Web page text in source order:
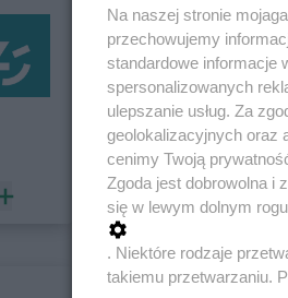
POLOmarket
11 gazetek
Dodaj do ulubionych
Na naszej stronie
przechowujemy
standardowe informacje
spersonalizowanych
ulepszanie usług. Za
geolokalizacyjnych oraz
cenimy Twoją
Zgoda jest dobrowolna i
się w lewym dolnym
. Niektóre rodzaje
takiemu przetwarzaniu.